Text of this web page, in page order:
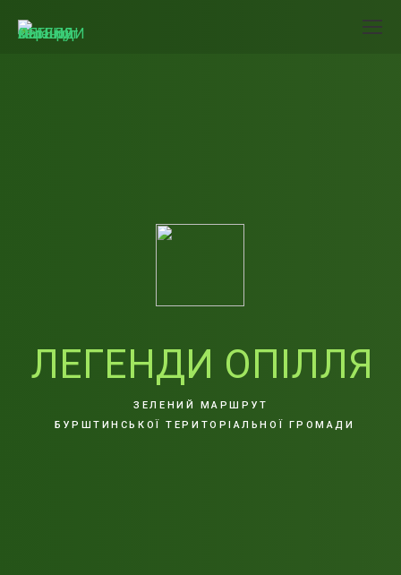
ЛЕГЕНДИ ОПІЛЛЯ
ЗЕЛЕНИЙ МАРШРУТ
БУРШТИНСЬКОЇ ТЕРИТОРІАЛЬНОЇ ГРОМАДИ